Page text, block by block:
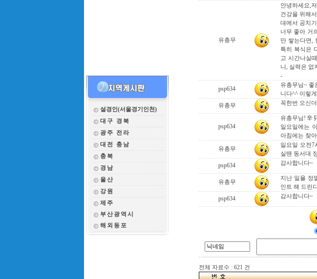
설경인(서울경기인천)
대구 경북
광주 전라
대전 충남
충북
경남
울산
강원
제주
부산광역시
해외동포
유총무
안녕하세요,
건강을 위해
대에서 공치
너무 좋아 거
만 쌓는다면,
특히 복식은
고 시간나실
니, 실력은 없
-
psp634
유총무님~ 좋
니다^^ 이렇
유총무 꼭한번 오신
psp634
유총무님!辛
일요일에는
아침에는 찾
유총무
일요일 오전7
실땐 동서대
psp634 감사합니다~
유총무
지난 일욜 정
인트 해 드린
psp634 감사합니다~
전체 자료수 : 621 건